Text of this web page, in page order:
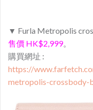
▼ Furla Metropolis
售價 HK$2,999。
購買網址 :
https://
metropolis-crossbody-